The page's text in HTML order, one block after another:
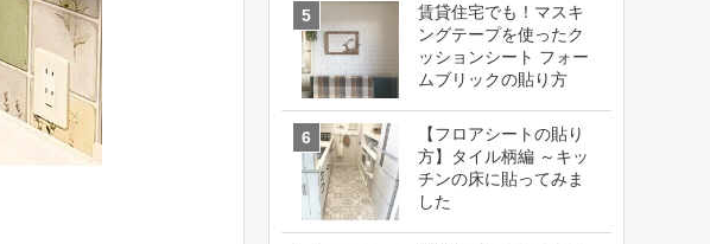
賃貸住宅でも！マスキ
ングテープを使ったク
ッションシート フォー
ムブリックの貼り方
【フロアシートの貼り
方】タイル柄編 ～キッ
チンの床に貼ってみま
した